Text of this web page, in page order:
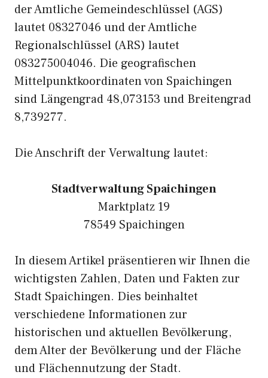
der Amtliche Gemeindeschlüssel (AGS)
lautet 08327046 und der Amtliche
Regionalschlüssel (ARS) lautet
083275004046. Die geografischen
Mittelpunktkoordinaten von Spaichingen
sind Längengrad 48,073153 und Breitengrad
8,739277.
Die Anschrift der Verwaltung lautet:
Stadtverwaltung Spaichingen
Marktplatz 19
78549 Spaichingen
In diesem Artikel präsentieren wir Ihnen die
wichtigsten Zahlen, Daten und Fakten zur
Stadt Spaichingen. Dies beinhaltet
verschiedene Informationen zur
historischen und aktuellen Bevölkerung,
dem Alter der Bevölkerung und der Fläche
und Flächennutzung der Stadt.